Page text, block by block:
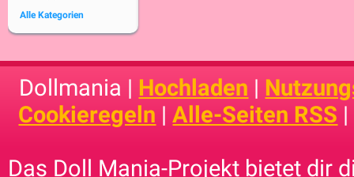
Alle Kategorien
Dollmania | Hochladen |
Cookieregeln |Alle-Seiten RSS |
Das Doll Mania-Projekt bietet dir